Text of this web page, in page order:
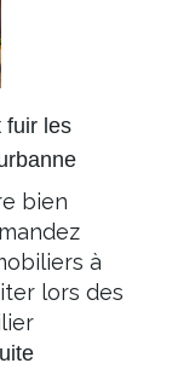
fuir les
bien
à
lors des